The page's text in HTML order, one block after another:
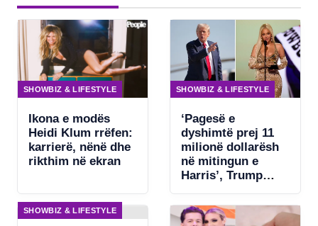
SHOWBIZ & LIFESTYLE
Ikona e modës
Heidi Klum rrëfen:
karrierë, nënë dhe
rikthim në ekran
SHOWBIZ & LIFESTYLE
‘Pagesë e
dyshimtë prej 11
milionë dollarësh
në mitingun e
Harris’, Trump
penale për
Beyonce
SHOWBIZ & LIFESTYLE